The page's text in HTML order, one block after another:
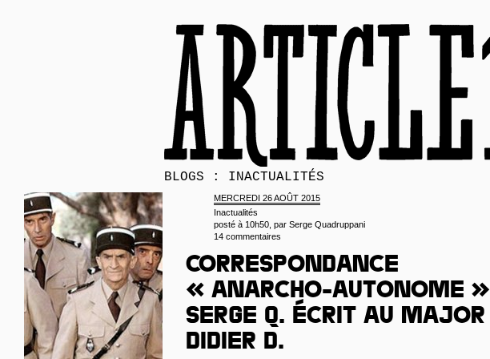
BLOGS : INACTUALITÉS
MERCREDI 26 AOÛT 2015
Inactualités
posté à 10h50, par Serge Quadruppani
14 commentaires
Correspondance
« anarcho-autonome »
Serge Q. écrit au major
Didier D.